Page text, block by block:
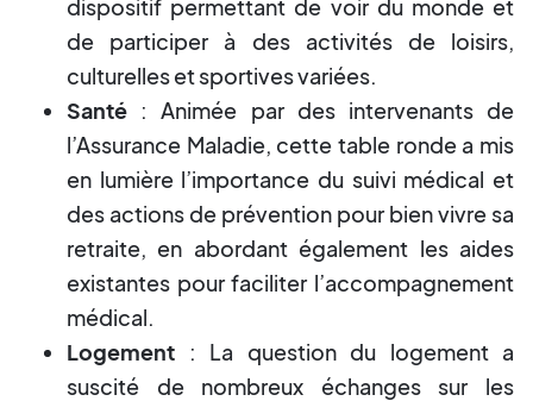
dispositif permettant de voir du monde et
de participer à des activités de loisirs,
culturelles et sportives variées.
Santé : Animée par des intervenants de
l’Assurance Maladie, cette table ronde a mis
en lumière l’importance du suivi médical et
des actions de prévention pour bien vivre sa
retraite, en abordant également les aides
existantes pour faciliter l’accompagnement
médical.
Logement : La question du logement a
suscité de nombreux échanges sur les